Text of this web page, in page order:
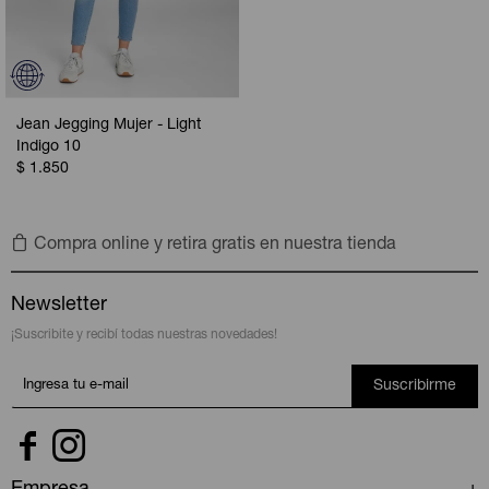
Jean Jegging Mujer - Light
Indigo 10
$ 1.850
Compra online y retira gratis en nuestra tienda
Newsletter
¡Suscribite y recibí todas nuestras novedades!
Suscribirme
 